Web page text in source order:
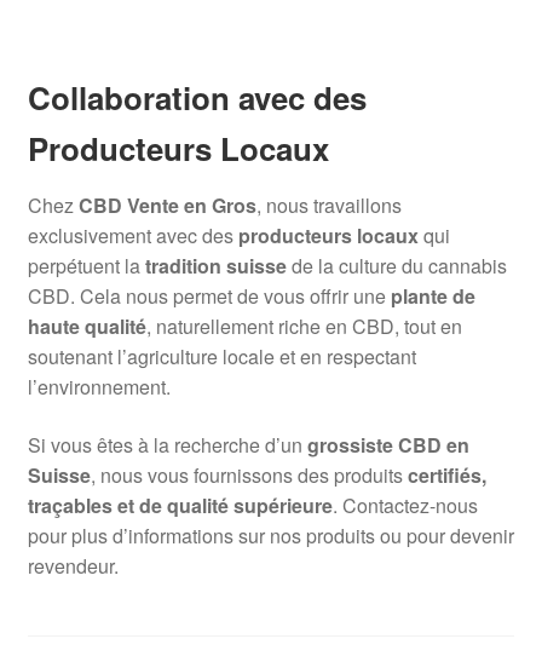
Collaboration avec des
Producteurs Locaux
ChezCBD Vente en Gros, nous travaillons
exclusivement avec des producteurs locauxqui
perpétuent latradition suissede la culture du cannabis
CBD. Cela nous permet de vous offrir une plante de
haute qualité, naturellement riche en CBD, tout en
soutenant l’agriculture locale et en respectant
l’environnement.
Si vous êtes à la recherche d’un grossiste CBD en
Suisse, nous vous fournissons des produitscertifiés,
traçables et de qualité supérieure. Contactez-nous
pour plus d’informations sur nos produits ou pour devenir
revendeur.